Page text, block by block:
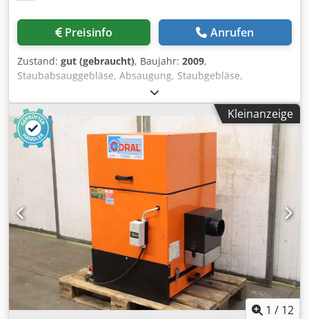
Preisinfo Anrufen
Zustand: gut (gebraucht), Baujahr: 2009,
Staubabsauggebläse, Absaugung, Staubgebläse,
Absauganlage, Staubgebläse, Staub-Absauggerät,
Abscheider,Schweissrauchfilter, Schweissrauchabsaugung,
Rauchgassauglüfter, Filteranlage, Patronen-
Entstaubungsanlage, Patronenfiltergerät, Patronenfilter -
Filteranlage: mit Rüttler Codpfx Akjyh Hp Rs Dsha -Typ:
TMS 8/10 -Filterfläche: 8,5 m² -Rüttelmotor: Motorleistung
0,06 kW -Anschluß Eingang: Ø 200 mm -Anschluß Ausgang:
Ø 300 mm -Abmessung: 1070/680/H2530 mm -Gewicht: 243
kg
Kleinanzeige
1 / 12